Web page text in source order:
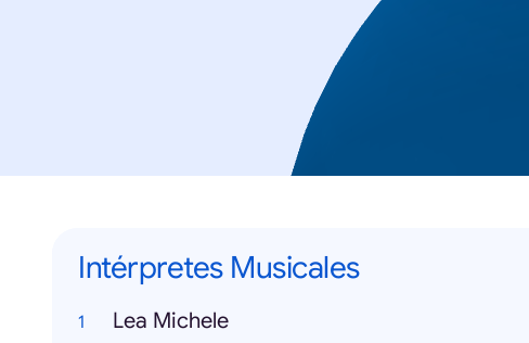
Intérpretes Musicales
Lea Michele